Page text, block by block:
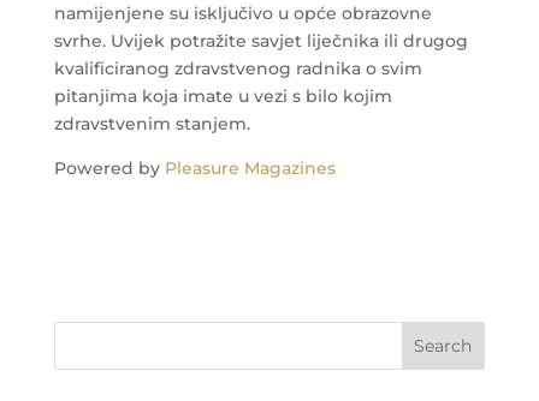
namijenjene su isključivo u opće obrazovne
svrhe. Uvijek potražite savjet liječnika ili drugog
kvalificiranog zdravstvenog radnika o svim
pitanjima koja imate u vezi s bilo kojim
zdravstvenim stanjem.
Powered by Pleasure Magazines